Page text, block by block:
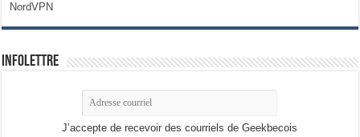
NordVPN
Infolettre
J’accepte de recevoir des courriels de Geekbecois